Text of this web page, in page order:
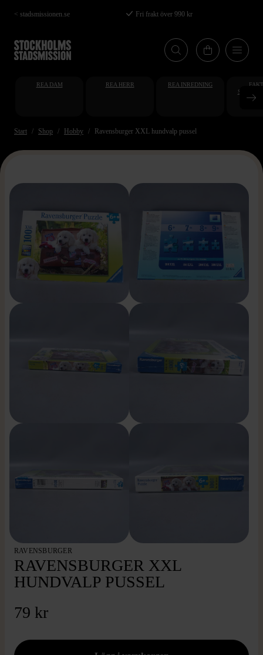
Hoppa
till
huvudinnehåll
< stadsmissionen.se Fri frakt över 990 kr
REA DAM REA HERR REA INREDNING
Start Shop Hobby Ravensburger XXL hundvalp pussel
RAVENSBURGER
RAVENSBURGER XXL
HUNDVALP PUSSEL
79 kr